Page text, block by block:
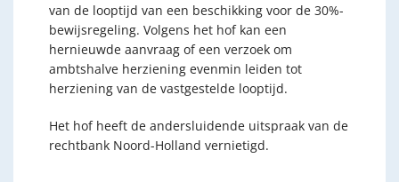
van de looptijd van een beschikking voor de 30%-
bewijsregeling. Volgens het hof kan een
hernieuwde aanvraag of een verzoek om
ambtshalve herziening evenmin leiden tot
herziening van de vastgestelde looptijd.
Het hof heeft de andersluidende uitspraak van de
rechtbank Noord-Holland vernietigd.